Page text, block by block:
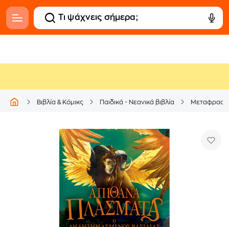
Βιβλία & Κόμικς Παιδικά - Νεανικά βιβλία